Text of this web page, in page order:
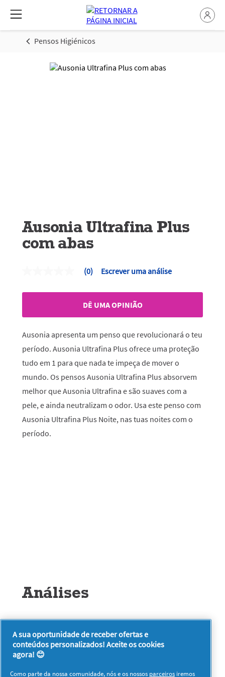
Pensos Higiénicos
Ausonia Ultrafina Plus
com abas
de
para
mesma
página.
(0) Escrever uma análise
DÊ UMA OPINIÃO
Ausonia apresenta um penso que revolucionará o teu
período. Ausonia Ultrafina Plus ofrece uma proteção
tudo em 1 para que nada te impeça de mover o
mundo. Os pensos Ausonia Ultrafina Plus absorvem
melhor que Ausonia Ultrafina e são suaves com a
pele, e ainda neutralizam o odor. Usa este penso com
Ausonia Ultrafina Plus Noite, nas tuas noites com o
período.
Análises
Sem
valor
de
Seja o primeiro a analisar este produto
.
ação
A sua oportunidade de receber ofertas e
conteúdos personalizados! Aceite os cookies
agora! 😊
Como parte da nossa comunidade, nós e os nossos parceiros iremos